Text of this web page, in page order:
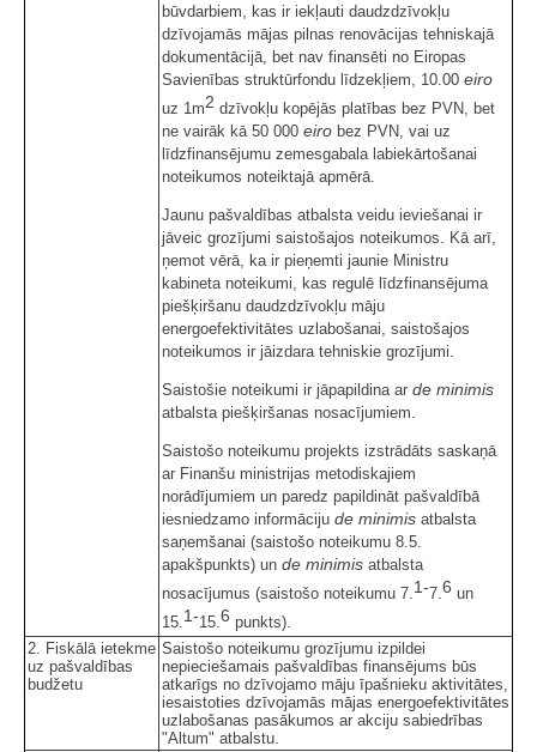
būvdarbiem, kas ir iekļauti daudzdzīvokļu
dzīvojamās mājas pilnas renovācijas tehniskajā
dokumentācijā, bet nav finansēti no Eiropas
Savienības struktūrfondu līdzekļiem, 10.00 eiro
uz 1m2 dzīvokļu kopējās platības bez PVN, bet
ne vairāk kā 50 000 eiro bez PVN, vai uz
līdzfinansējumu zemesgabala labiekārtošanai
noteikumos noteiktajā apmērā.
Jaunu pašvaldības atbalsta veidu ieviešanai ir
jāveic grozījumi saistošajos noteikumos. Kā arī,
ņemot vērā, ka ir pieņemti jaunie Ministru
kabineta noteikumi, kas regulē līdzfinansējuma
piešķiršanu daudzdzīvokļu māju
energoefektivitātes uzlabošanai, saistošajos
noteikumos ir jāizdara tehniskie grozījumi.
Saistošie noteikumi ir jāpapildina ar de minimis
atbalsta piešķiršanas nosacījumiem.
Saistošo noteikumu projekts izstrādāts saskaņā
ar Finanšu ministrijas metodiskajiem
norādījumiem un paredz papildināt pašvaldībā
iesniedzamo informāciju de minimis atbalsta
saņemšanai (saistošo noteikumu 8.5.
apakšpunkts) un de minimis atbalsta
nosacījumus (saistošo noteikumu 7.1-7.6 un
15.1-15.6 punkts).
2. Fiskālā ietekme
uz pašvaldības
budžetu
Saistošo noteikumu grozījumu izpildei
nepieciešamais pašvaldības finansējums būs
atkarīgs no dzīvojamo māju īpašnieku aktivitātes,
iesaistoties dzīvojamās mājas energoefektivitātes
uzlabošanas pasākumos ar akciju sabiedrības
"Altum" atbalstu.